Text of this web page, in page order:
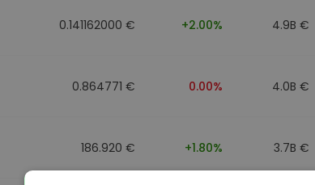
0.141162000 € +2.00% 4.9B €
0.864771 € 0.00% 4.0B €
186.920 € +1.80% 3.7B €